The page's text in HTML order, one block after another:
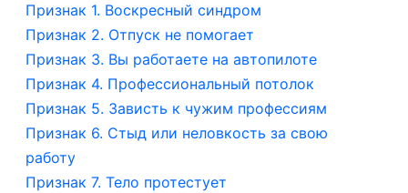
Признак 1. Воскресный синдром
Признак 2. Отпуск не помогает
Признак 3. Вы работаете на автопилоте
Признак 4. Профессиональный потолок
Признак 5. Зависть к чужим профессиям
Признак 6. Стыд или неловкость за свою
работу
Признак 7. Тело протестует